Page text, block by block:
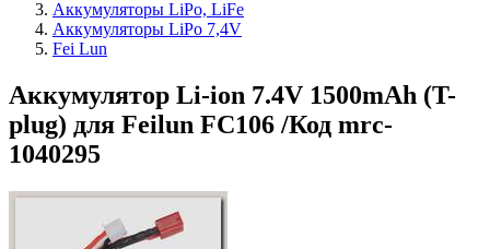
Аккумуляторы LiPo, LiFe
Аккумуляторы LiPo 7,4V
Fei Lun
Аккумулятор Li-ion 7.4V 1500mAh (T-
plug) для Feilun FC106 /Код mrc-
1040295